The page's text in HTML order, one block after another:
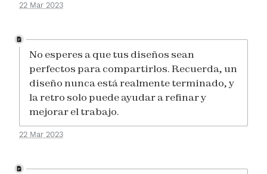
22 Mar 2023
No esperes a que tus diseños sean
perfectos para compartirlos. Recuerda, un
diseño nunca está realmente terminado, y
la retro solo puede ayudar a refinar y
mejorar el trabajo.
22 Mar 2023